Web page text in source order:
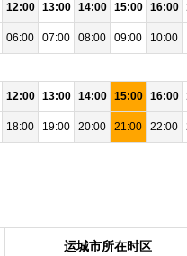
12:00 13:00 14:00 15:00 16:00
06:00 07:00 08:00 09:00 10:00
12:00 13:00 14:00 15:00 16:00
18:00 19:00 20:00 21:00 22:00
运城市所在时区